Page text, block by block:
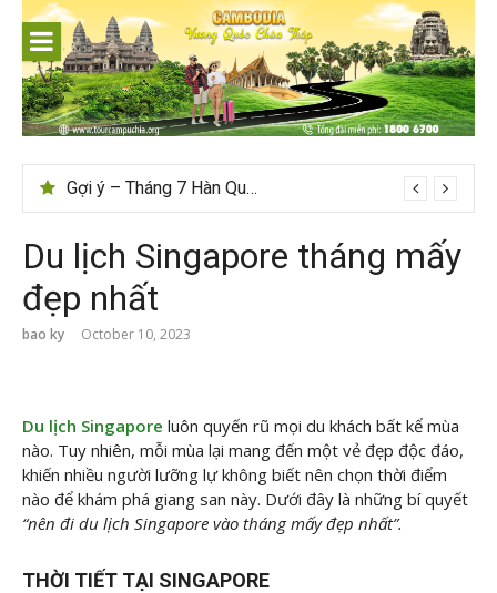
content
Tips du lịch Sri Lanka trọn vẹn cho người mới
Gợi ý – Tháng 7 Hàn Quốc nên đi đâu, mặc gì đẹp?
Du lịch Singapore tháng mấy
đẹp nhất
bao ky October 10, 2023
Du lịch Singapore luôn quyến rũ mọi du khách bất kể mùa
nào. Tuy nhiên, mỗi mùa lại mang đến một vẻ đẹp độc đáo,
khiến nhiều người lưỡng lự không biết nên chọn thời điểm
nào để khám phá giang san này. Dưới đây là những bí quyết
“nên đi du lịch Singapore vào tháng mấy đẹp nhất”.
THỜI TIẾT TẠI SINGAPORE